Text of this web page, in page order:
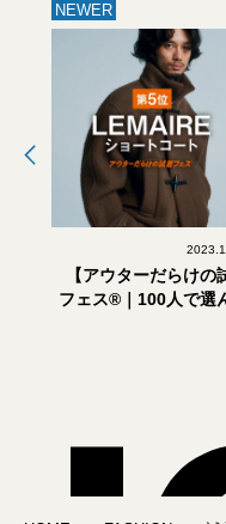
NEWER
【アウターだらけの
フェス®︎｜100人で選